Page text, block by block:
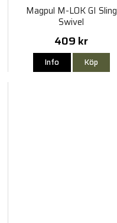
Magpul M-LOK GI Sling
Swivel
409 kr
Info Köp